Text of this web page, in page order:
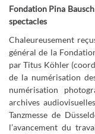
Fondation Pina
spectacles
Chaleureusement
général de la
par Titus Köhler
de la numérisation
numérisation
archives
Tanzmesse de
l’avancement du